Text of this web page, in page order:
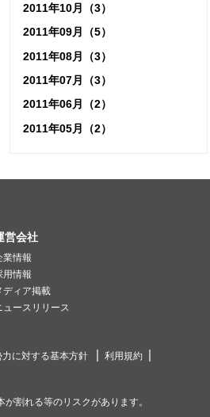
2011年10月（3）
2011年09月（5）
2011年08月（3）
2011年07月（3）
2011年06月（2）
2011年05月（2）
営会社
業情報
用情報
ディア掲載
ュースリリース
力に対する基本方針 利用規約
割れる等のリスクがあります。